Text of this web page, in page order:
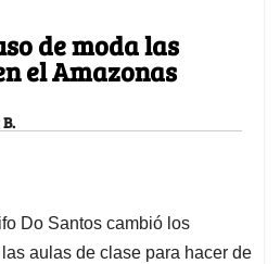
de moda las
el Amazonas
Do Santos cambió los
aulas de clase para hacer de